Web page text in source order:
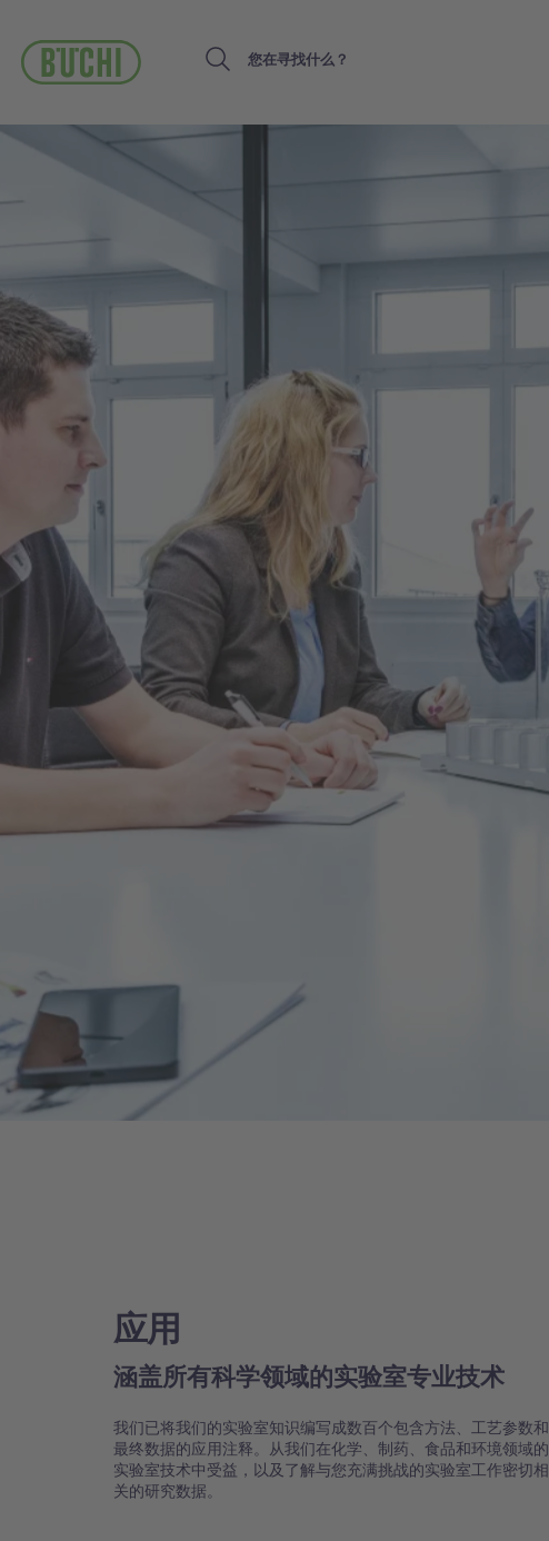
Search
应用
涵盖所有科学领域的实验室专业技术
我们已将我们的实验室知识编写成数百个包含方法、工艺参数和
最终数据的应用注释。从我们在化学、制药、食品和环境领域的
实验室技术中受益，以及了解与您充满挑战的实验室工作密切相
关的研究数据。